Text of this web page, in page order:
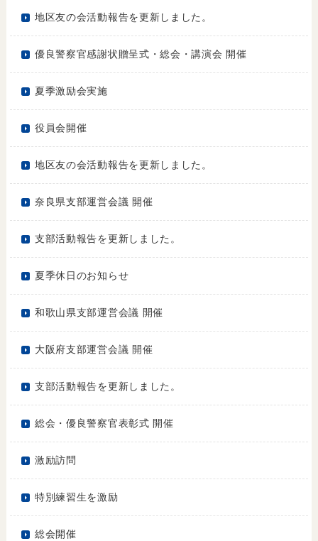
地区友の会活動報告を更新しました。
優良警察官感謝状贈呈式・総会・講演会 開催
夏季激励会実施
役員会開催
地区友の会活動報告を更新しました。
奈良県支部運営会議 開催
支部活動報告を更新しました。
夏季休日のお知らせ
和歌山県支部運営会議 開催
大阪府支部運営会議 開催
支部活動報告を更新しました。
総会・優良警察官表彰式 開催
激励訪問
特別練習生を激励
総会開催